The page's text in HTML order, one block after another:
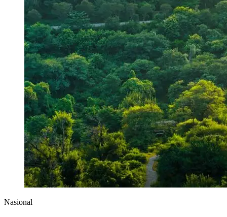
Nasional